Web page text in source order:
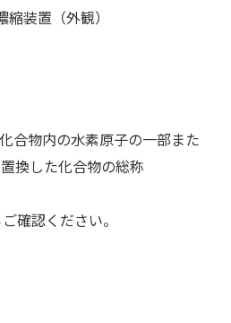
縮装置（外観）
合物内の水素原子の一部また
換した化合物の総称
確認ください。